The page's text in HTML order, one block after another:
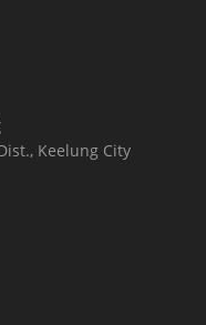
Keelung City